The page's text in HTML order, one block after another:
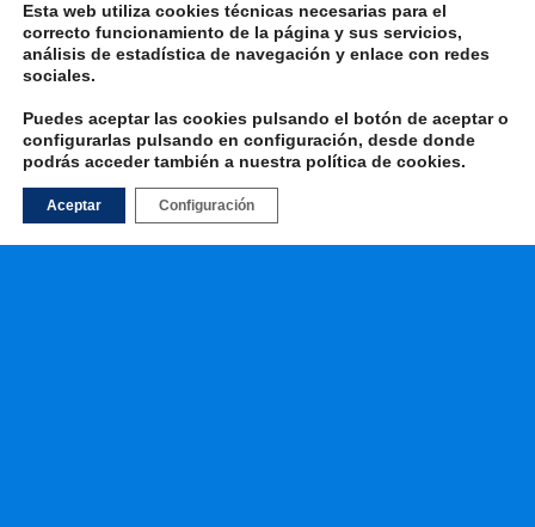
Volver arriba
Móvil Escritorio
Esta web utiliza cookies técnicas necesarias para el
correcto funcionamiento de la página y sus servicios,
análisis de estadística de navegación y enlace con redes
sociales.
Puedes aceptar las cookies pulsando el botón de aceptar o
configurarlas pulsando en configuración, desde donde
podrás acceder también a nuestra política de cookies.
Aceptar Configuración